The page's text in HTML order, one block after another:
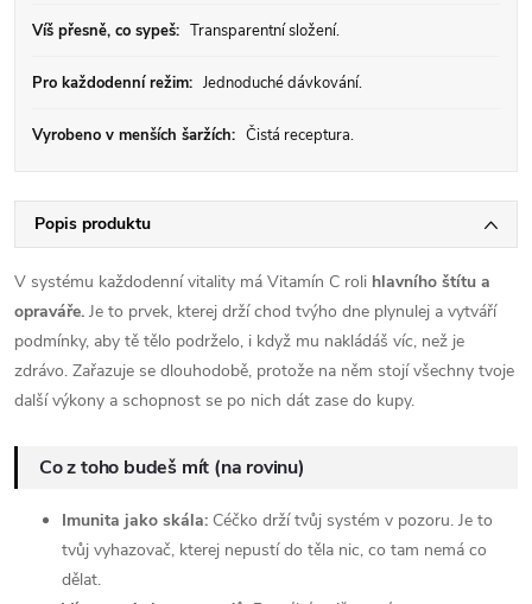
Víš přesně, co sypeš: Transparentní složení.
Pro každodenní režim: Jednoduché dávkování.
Vyrobeno v menších šaržích: Čistá receptura.
Popis produktu
V systému každodenní vitality má Vitamín C roli hlavního štítu a
opraváře. Je to prvek, kterej drží chod tvýho dne plynulej a vytváří
podmínky, aby tě tělo podrželo, i když mu nakládáš víc, než je
zdrávo. Zařazuje se dlouhodobě, protože na něm stojí všechny tvoje
další výkony a schopnost se po nich dát zase do kupy.
Co z toho budeš mít (na rovinu)
Imunita jako skála: Céčko drží tvůj systém v pozoru. Je to
tvůj vyhazovač, kterej nepustí do těla nic, co tam nemá co
dělat.